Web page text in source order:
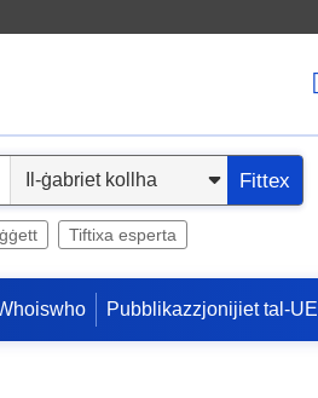
Fittex
Tiftixa esperta
Pubblikazzjonijiet tal-UE